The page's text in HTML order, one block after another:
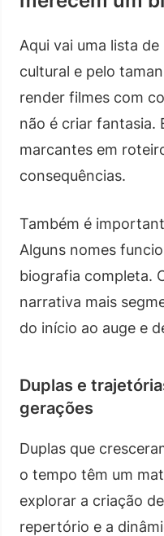
Aqui vai uma lista
cultural e pelo
render filmes com
não é criar fantasia.
marcantes em
consequências.
Também é
Alguns nomes
biografia completa.
narrativa mais
do início ao auge e
Duplas e
gerações
Duplas que
o tempo têm um
explorar a criação
repertório e a